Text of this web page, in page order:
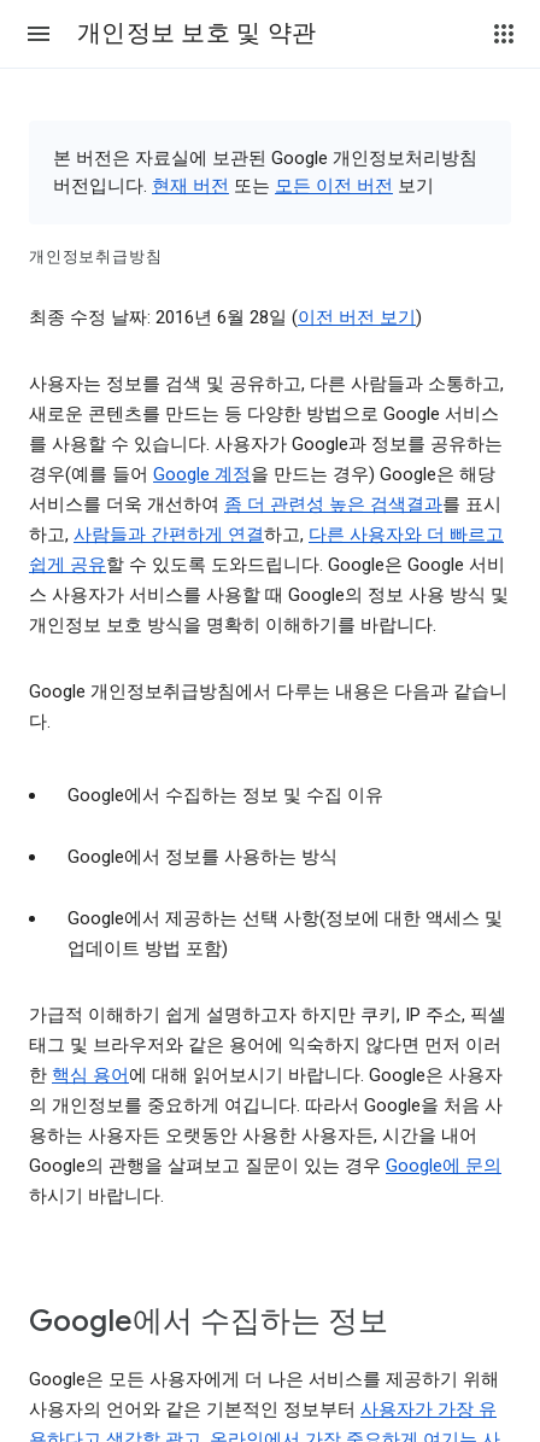
개인정보 보호 및 약관
본 버전은 자료실에 보관된 Google 개인정보처리방침
버전입니다. 현재 버전 또는 모든 이전 버전 보기
개인정보취급방침
최종 수정 날짜: 2016년 6월 28일 (이전 버전 보기)
사용자는 정보를 검색 및 공유하고, 다른 사람들과 소통하고,
새로운 콘텐츠를 만드는 등 다양한 방법으로 Google 서비스
를 사용할 수 있습니다. 사용자가 Google과 정보를 공유하는
경우(예를 들어 Google 계정을 만드는 경우) Google은 해당
서비스를 더욱 개선하여 좀 더 관련성 높은 검색결과를 표시
하고, 사람들과 간편하게 연결하고, 다른 사용자와 더 빠르고
쉽게 공유할 수 있도록 도와드립니다. Google은 Google 서비
스 사용자가 서비스를 사용할 때 Google의 정보 사용 방식 및
개인정보 보호 방식을 명확히 이해하기를 바랍니다.
Google 개인정보취급방침에서 다루는 내용은 다음과 같습니
다.
Google에서 수집하는 정보 및 수집 이유
Google에서 정보를 사용하는 방식
Google에서 제공하는 선택 사항(정보에 대한 액세스 및
업데이트 방법 포함)
가급적 이해하기 쉽게 설명하고자 하지만 쿠키, IP 주소, 픽셀
태그 및 브라우저와 같은 용어에 익숙하지 않다면 먼저 이러
한 핵심 용어에 대해 읽어보시기 바랍니다. Google은 사용자
의 개인정보를 중요하게 여깁니다. 따라서 Google을 처음 사
용하는 사용자든 오랫동안 사용한 사용자든, 시간을 내어
Google의 관행을 살펴보고 질문이 있는 경우 Google에 문의
하시기 바랍니다.
Google에서 수집하는 정보
Google은 모든 사용자에게 더 나은 서비스를 제공하기 위해
사용자의 언어와 같은 기본적인 정보부터 사용자가 가장 유